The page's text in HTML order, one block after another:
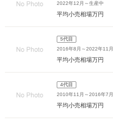
2022年12月～生産中
平均小売相場万円
5代目
2016年8月～2022年11月
平均小売相場万円
4代目
2010年11月～2016年7月
平均小売相場万円